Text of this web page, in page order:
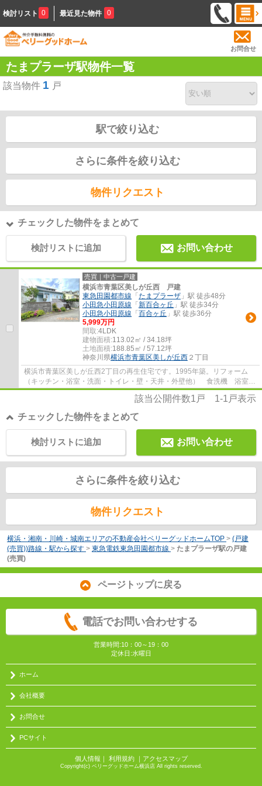
検討リスト 0 最近見た物件 0
お問合せ
たまプラーザ駅物件一覧
該当物件 1 戸
駅で絞り込む
さらに条件を絞り込む
物件リクエスト
チェックした物件をまとめて
検討リストに追加 お問い合わせ
売買｜中古一戸建
横浜市青葉区美しが丘西 戸建
東急田園都市線 「 たまプラーザ 」駅 徒歩48分
小田急小田原線 「 新百合ヶ丘 」駅 徒歩34分
小田急小田原線 「 百合ヶ丘 」駅 徒歩36分
5,999万円
間取:4LDK
建物面積:113.02㎡ / 34.18坪
土地面積:188.85㎡ / 57.12坪
神奈川県横浜市青葉区美しが丘西 ２丁目
横浜市青葉区美しが丘西2丁目の再生住宅です。1995年築。リフォーム
（キッチン・浴室・洗面・トイレ・壁・天井・外壁他） 食洗機 浴室乾
燥機 美しが丘西小学校（約750m）・すすき野...
該当公開件数1 戸 1-1 戸表示
チェックした物件をまとめて
お問い合わせ
検討リストに追加
さらに条件を絞り込む
物件リクエスト
横浜・湘南・川崎・城南エリアの不動産会社ベリーグッドホームTOP > (戸建
(売買))路線・駅から探す > 東急電鉄東急田園都市線 > たまプラーザ駅の戸建
(売買)
ページトップに戻る
電話でお問い合わせする
営業時間:10：00～19：00
定休日:水曜日
ホーム
会社概要
お問合せ
PCサイト
個人情報 ｜ 利用規約｜ アクセスマップ
Copyright(c) ベリーグッドホーム横浜店 All rights reserved.